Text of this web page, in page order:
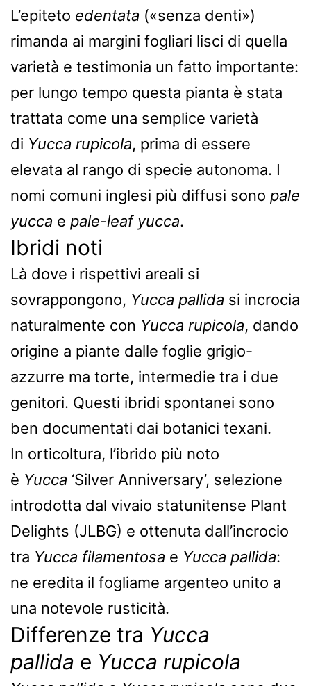
L’epiteto edentata («senza denti»)
rimanda ai margini fogliari lisci di quella
varietà e testimonia un fatto importante:
per lungo tempo questa pianta è stata
trattata come una semplice varietà
di Yucca rupicola, prima di essere
elevata al rango di specie autonoma. I
nomi comuni inglesi più diffusi sono pale
yucca e pale-leaf yucca.
Ibridi noti
Là dove i rispettivi areali si
sovrappongono, Yucca pallida si incrocia
naturalmente con Yucca rupicola, dando
origine a piante dalle foglie grigio-
azzurre ma torte, intermedie tra i due
genitori. Questi ibridi spontanei sono
ben documentati dai botanici texani.
In orticoltura, l’ibrido più noto
è Yucca ‘Silver Anniversary’, selezione
introdotta dal vivaio statunitense Plant
Delights (JLBG) e ottenuta dall’incrocio
tra Yucca filamentosa e Yucca pallida:
ne eredita il fogliame argenteo unito a
una notevole rusticità.
Differenze tra Yucca
pallida e Yucca rupicola